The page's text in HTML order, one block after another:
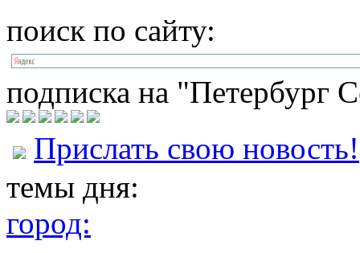
поиск по сайту:
подписка на "Петербург
Прислать свою новость!
темы дня:
город: